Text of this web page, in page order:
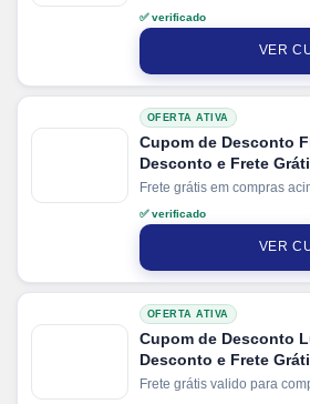
R$999 para demais
compras em até 4x sem
✅ verificado
VER
OFERTA ATIVA
Cupom de Desconto
Desconto e Frete
Frete grátis em compras
suas compras em até 10x
✅ verificado
VER
OFERTA ATIVA
Cupom de Desconto
Desconto e Frete
Frete grátis valido para